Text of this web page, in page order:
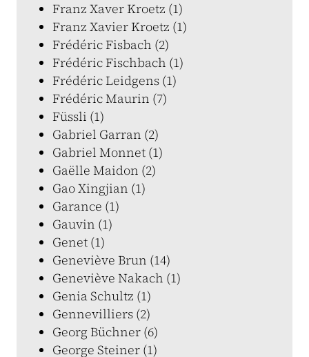
Franz Xaver Kroetz (1)
Franz Xavier Kroetz (1)
Frédéric Fisbach (2)
Frédéric Fischbach (1)
Frédéric Leidgens (1)
Frédéric Maurin (7)
Füssli (1)
Gabriel Garran (2)
Gabriel Monnet (1)
Gaëlle Maidon (2)
Gao Xingjian (1)
Garance (1)
Gauvin (1)
Genet (1)
Geneviève Brun (14)
Geneviève Nakach (1)
Genia Schultz (1)
Gennevilliers (2)
Georg Büchner (6)
George Steiner (1)